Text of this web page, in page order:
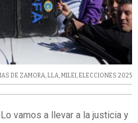
DE ZAMORA,LLA,MILEI,ELECCIONES 2025
vamos a llevar a la justicia y